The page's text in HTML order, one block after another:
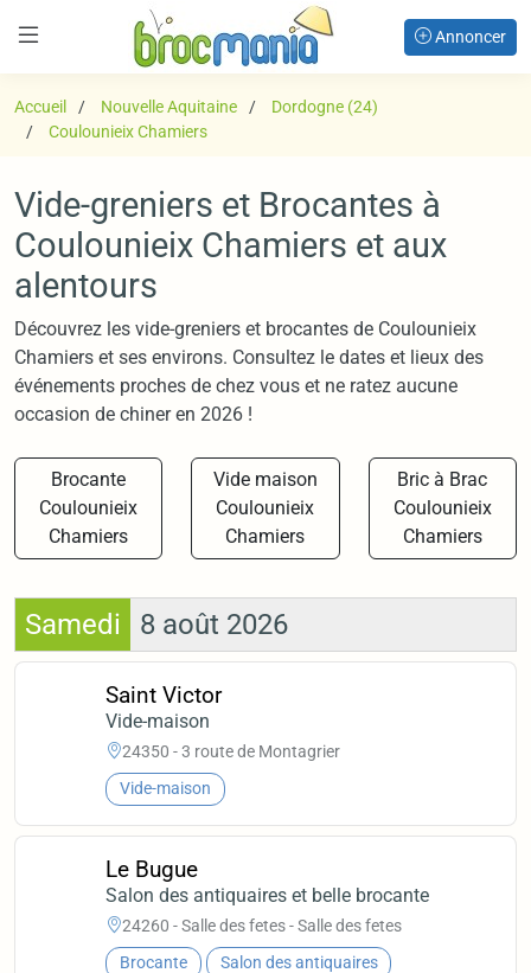
Annoncer
Accueil Nouvelle Aquitaine
Dordogne (24)
Coulounieix Chamiers
Vide-greniers et Brocantes à
Coulounieix Chamiers et aux
alentours
Découvrez les vide-greniers et brocantes de Coulounieix
Chamiers et ses environs. Consultez le dates et lieux des
événements proches de chez vous et ne ratez aucune
occasion de chiner en 2026 !
Brocante
Coulounieix
Chamiers
Vide maison
Coulounieix
Chamiers
Bric à Brac
Coulounieix
Chamiers
Samedi 8 août 2026
Saint Victor
Vide-maison
24350 - 3 route de Montagrier
Vide-maison
Le Bugue
Salon des antiquaires et belle brocante
24260 - Salle des fetes - Salle des fetes
Brocante Salon des antiquaires